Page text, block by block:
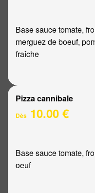
Base sauce tomate,
merguez de boeuf,
fraîche
Pizza cannibale
Dès 10.00 €
Base sauce tomate,
oeuf